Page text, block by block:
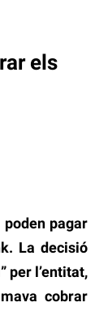
els
pagar
La decisió
per l’entitat,
cobrar